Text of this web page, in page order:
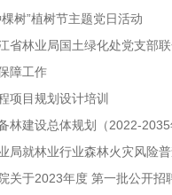
树”植树节主题党日活动
省林业局国土绿化处党支部
障工作
项目规划设计培训
林建设总体规划（2022-
局就林业行业森林火灾风险
关于2023年度 第一批公开